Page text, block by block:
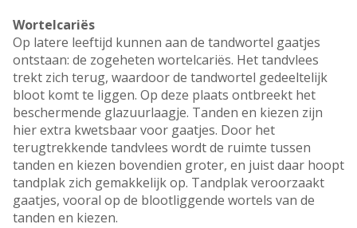
Wortelcariës
Op latere leeftijd kunnen aan de tandwortel gaatjes
ontstaan: de zogeheten wortelcariës. Het tandvlees
trekt zich terug, waardoor de tandwortel gedeeltelijk
bloot komt te liggen. Op deze plaats ontbreekt het
beschermende glazuurlaagje. Tanden en kiezen zijn
hier extra kwetsbaar voor gaatjes. Door het
terugtrekkende tandvlees wordt de ruimte tussen
tanden en kiezen bovendien groter, en juist daar hoopt
tandplak zich gemakkelijk op. Tandplak veroorzaakt
gaatjes, vooral op de blootliggende wortels van de
tanden en kiezen.